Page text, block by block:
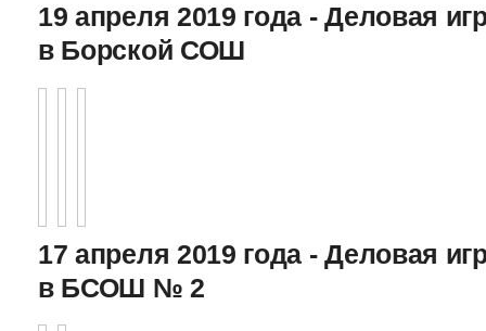
19 апреля 2019 года - Деловая
в Борской СОШ
17 апреля 2019 года - Деловая
в БСОШ № 2